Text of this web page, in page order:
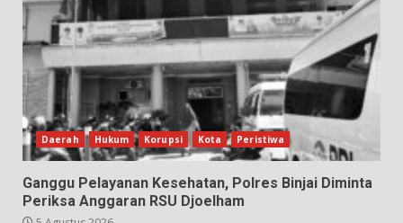
Daerah Hukum Korupsi Kota Peristiwa
Ganggu Pelayanan Kesehatan, Polres Binjai Diminta
Periksa Anggaran RSU Djoelham